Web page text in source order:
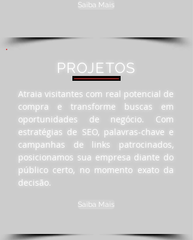
Saiba Mais
PROJETOS
Atraia visitantes com real potencial de
compra e transforme buscas em
oportunidades de negócio. Com
estratégias de SEO, palavras-chave e
campanhas de links patrocinados,
posicionamos sua empresa diante do
público certo, no momento exato da
decisão.
Saiba Mais